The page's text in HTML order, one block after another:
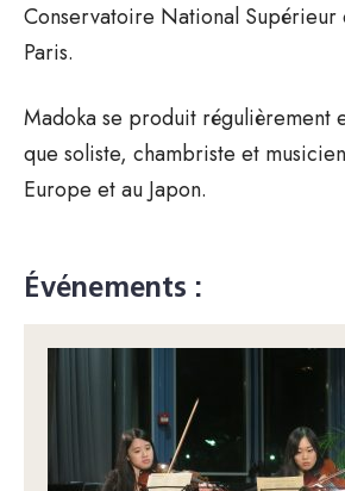
Conservatoire National Supérieur
Paris.
Madoka se produit régulièrement
que soliste, chambriste et
Europe et au Japon.
Événements :